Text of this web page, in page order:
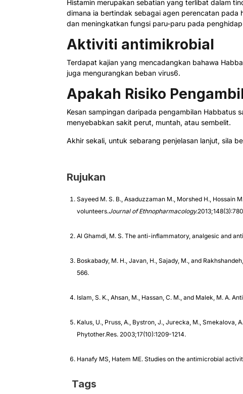
Histamin merupakan sebatian yang terlibat dalam
dimana ia bertindak sebagai agen perencatan pada
dan meningkatkan fungsi paru-paru pada
Aktiviti antimikrobial
Terdapat kajian yang mencadangkan bahawa
juga mengurangkan beban virus6.
Apakah Risiko
Kesan sampingan daripada pengambilan Habbatus
menyebabkan sakit perut, muntah, atau sembelit.
Akhir sekali, untuk sebarang penjelasan lanjut, sila
Rujukan
Sayeed M. S. B., Asaduzzaman M., Morshed H., Hossain
volunteers.Journal of Ethnopharmacology.
Al Ghamdi, M. S. The anti-inflammatory, analgesic and
Boskabady, M. H., Javan, H., Sajady, M., and
566.
Islam, S. K., Ahsan, M., Hassan, C. M., and Malek, M. A.
Kalus, U., Pruss, A., Bystron, J., Jurecka, M.,
Phytother.Res. 2003;17(10):1209-1214.
Hanafy MS, Hatem ME. Studies on the antimicrobial
Tags